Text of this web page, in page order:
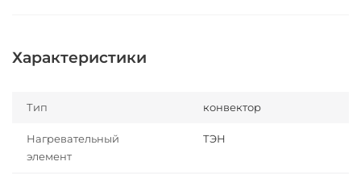
Характеристики
Тип конвектор
Нагревательный
элемент
ТЭН